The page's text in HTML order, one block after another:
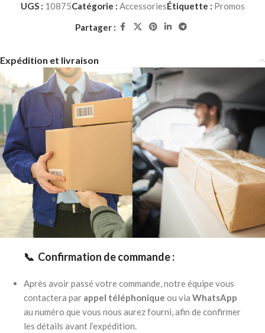
UGS : 10875Catégorie : AccessoriesÉtiquette : Promos
Partager :
Expédition et livraison
📞 Confirmation de commande :
Après avoir passé votre commande, notre équipe vous
contactera par appel téléphonique ou via WhatsApp
au numéro que vous nous aurez fourni, afin de confirmer
les détails avant l’expédition.